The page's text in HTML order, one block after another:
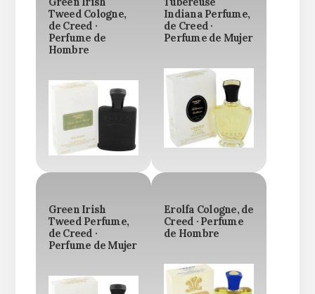
Tweed Cologne,
de Creed ·
Perfume de
Hombre
Indiana Perfume,
de Creed ·
Perfume de Mujer
Green Irish
Tweed Perfume,
de Creed ·
Perfume de Mujer
Erolfa Cologne, de
Creed · Perfume
de Hombre